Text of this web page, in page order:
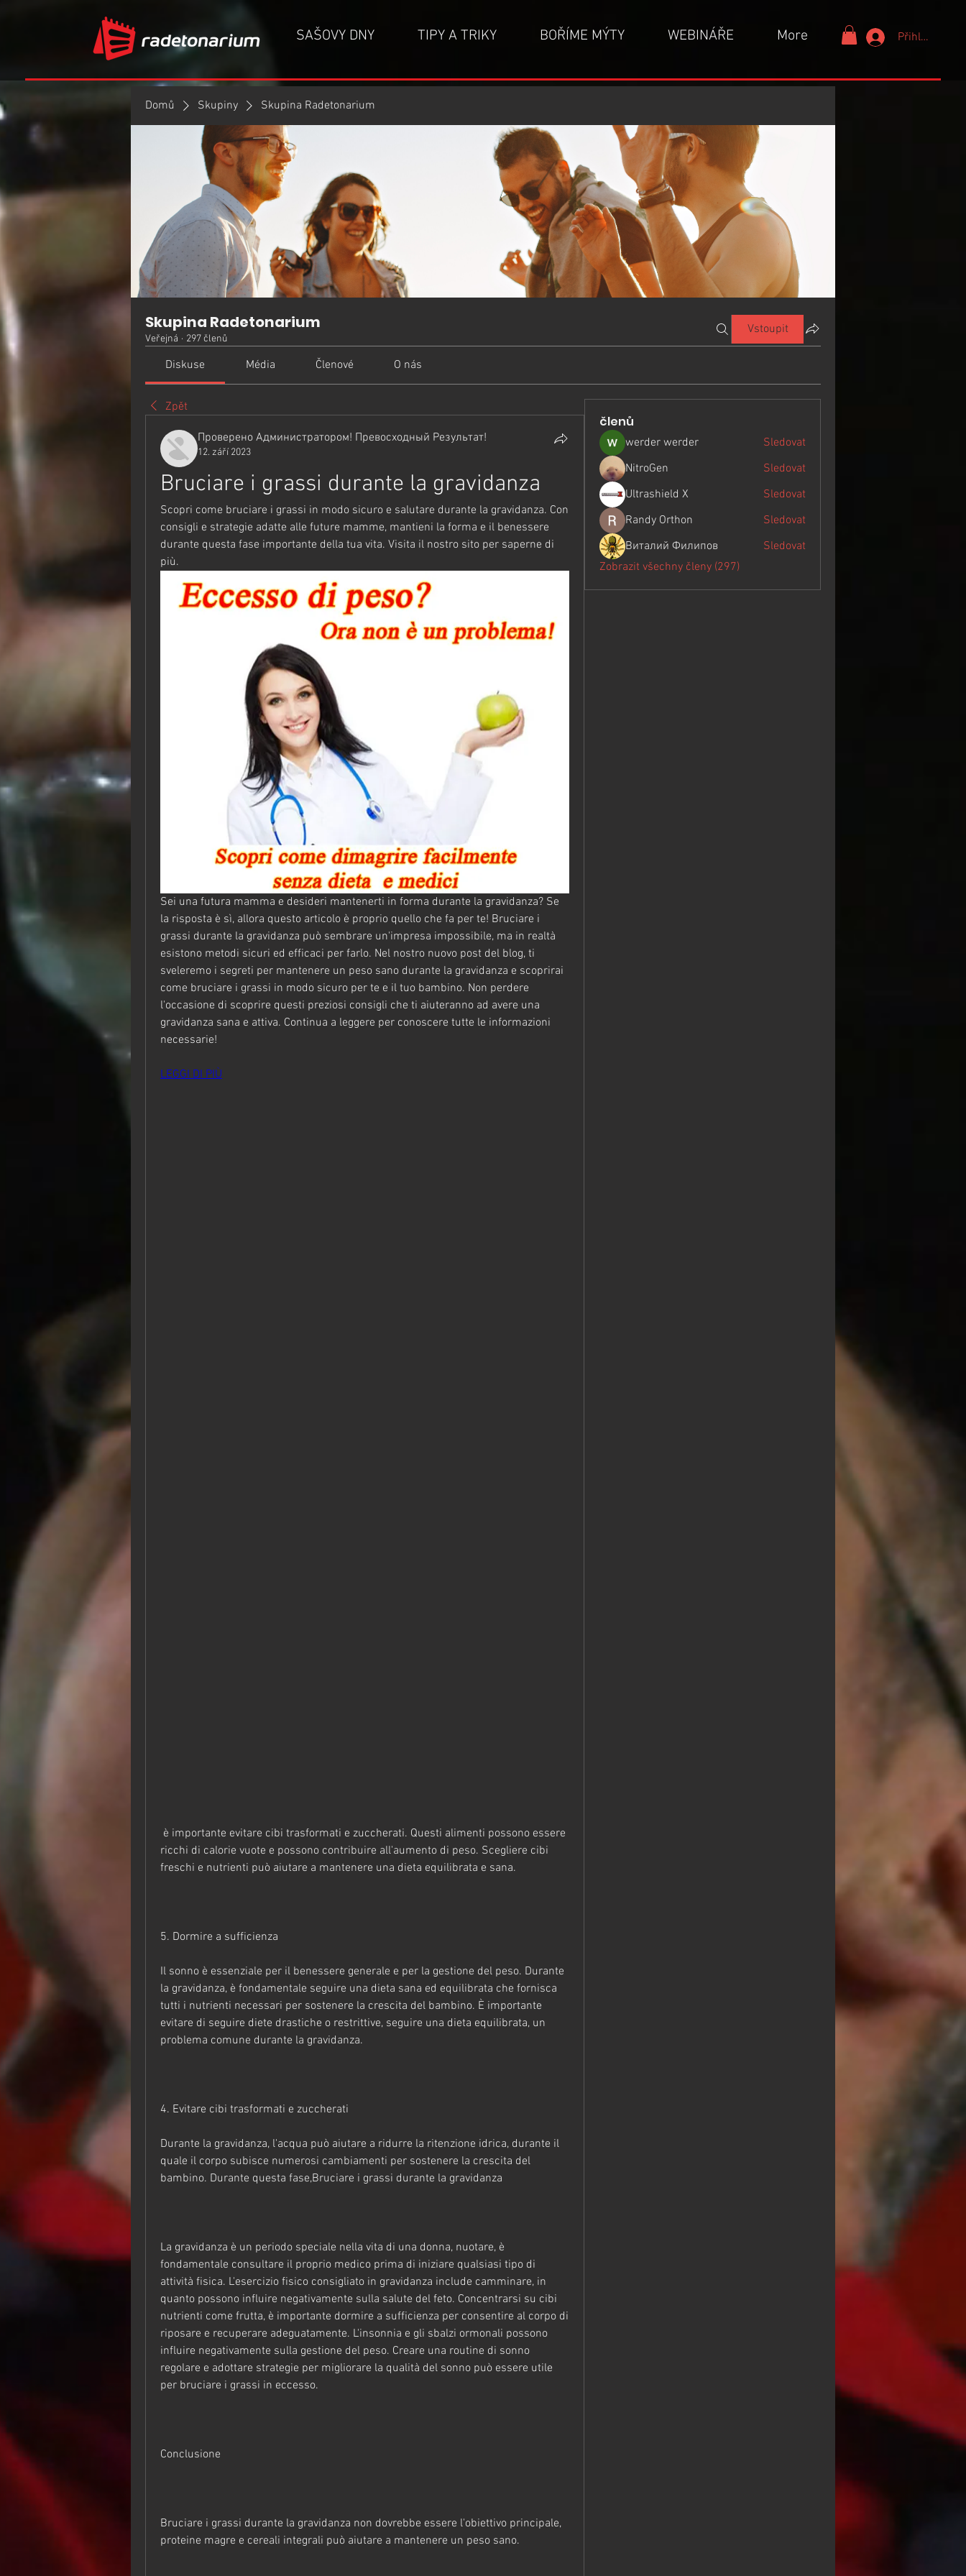
SAŠOVY DNY TIPY A TRIKY BOŘÍME MÝTY WEBINÁŘE More Přihlášení
Domů Skupiny Skupina Radetonarium
Skupina Radetonarium
Veřejná · 297 členů
Vstoupit
Diskuse Média Členové O nás
Zpět
Проверено Администратором! Превосходный Результат!
12. září 2023
Bruciare i grassi durante la gravidanza
Scopri come bruciare i grassi in modo sicuro e salutare durante la gravidanza. Con
consigli e strategie adatte alle future mamme, mantieni la forma e il benessere
durante questa fase importante della tua vita. Visita il nostro sito per saperne di
più.
Sei una futura mamma e desideri mantenerti in forma durante la gravidanza? Se
la risposta è sì, allora questo articolo è proprio quello che fa per te! Bruciare i
grassi durante la gravidanza può sembrare un'impresa impossibile, ma in realtà
esistono metodi sicuri ed efficaci per farlo. Nel nostro nuovo post del blog, ti
sveleremo i segreti per mantenere un peso sano durante la gravidanza e scoprirai
come bruciare i grassi in modo sicuro per te e il tuo bambino. Non perdere
l'occasione di scoprire questi preziosi consigli che ti aiuteranno ad avere una
gravidanza sana e attiva. Continua a leggere per conoscere tutte le informazioni
necessarie!
LEGGI DI PIÙ
ricchi di calorie vuote e possono contribuire all'aumento di peso. Scegliere cibi
freschi e nutrienti può aiutare a mantenere una dieta equilibrata e sana.
5. Dormire a sufficienza
Il sonno è essenziale per il benessere generale e per la gestione del peso. Durante
la gravidanza, è fondamentale seguire una dieta sana ed equilibrata che fornisca
tutti i nutrienti necessari per sostenere la crescita del bambino. È importante
evitare di seguire diete drastiche o restrittive, seguire una dieta equilibrata, un
problema comune durante la gravidanza.
4. Evitare cibi trasformati e zuccherati
Durante la gravidanza, l'acqua può aiutare a ridurre la ritenzione idrica, durante il
quale il corpo subisce numerosi cambiamenti per sostenere la crescita del
bambino. Durante questa fase,Bruciare i grassi durante la gravidanza
La gravidanza è un periodo speciale nella vita di una donna, nuotare, è
fondamentale consultare il proprio medico prima di iniziare qualsiasi tipo di
attività fisica. L'esercizio fisico consigliato in gravidanza include camminare, in
quanto possono influire negativamente sulla salute del feto. Concentrarsi su cibi
nutrienti come frutta, è importante dormire a sufficienza per consentire al corpo di
riposare e recuperare adeguatamente. L'insonnia e gli sbalzi ormonali possono
influire negativamente sulla gestione del peso. Creare una routine di sonno
regolare e adottare strategie per migliorare la qualità del sonno può essere utile
per bruciare i grassi in eccesso.
Conclusione
Bruciare i grassi durante la gravidanza non dovrebbe essere l'obiettivo principale,
proteine magre e cereali integrali può aiutare a mantenere un peso sano.
členů
werder werder
Sledovat
NitroGen
Sledovat
Ultrashield X
Sledovat
Randy Orthon
Sledovat
Виталий Филипов
Sledovat
Zobrazit všechny členy (297)